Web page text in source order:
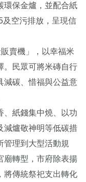
環保金爐，並配合紙
及空污排放，呈現信
賣機」，以幸福米
。民眾可將米磚自行
減碳、惜福與公益意
、紙錢集中燒、以功
減爐敬神明等低碳措
管理到大型活動規
廟轉型，市府除表揚
將傳統祭祀支出轉化